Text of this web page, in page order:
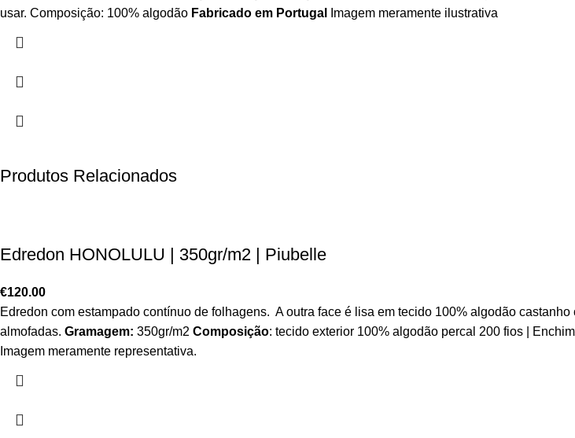
usar. Composição: 100% algodão Fabricado em Portugal Imagem meramente ilustrativa
Produtos Relacionados
Edredon HONOLULU | 350gr/m2 | Piubelle
€120.00
Edredon com estampado contínuo de folhagens. A outra face é lisa em tecido 100% algodão
almofadas. Gramagem: 350gr/m2 Composição: tecido exterior 100% algodão percal 200 fios |
Imagem meramente representativa.